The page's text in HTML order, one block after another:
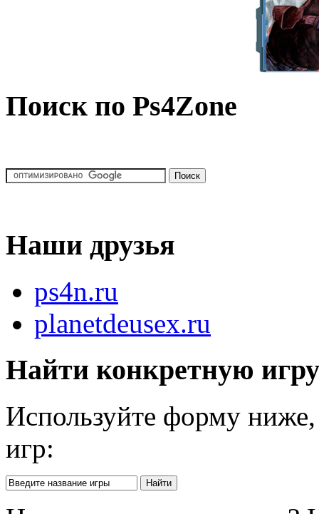
Поиск по Ps4Zone
Наши друзья
ps4n.ru
planetdeusex.ru
Найти конкретную
Используйте форму
игр: